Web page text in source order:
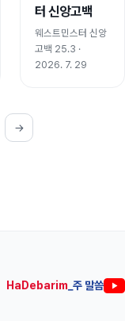
터 신앙고백
웨스트민스터 신앙
고백 25.3 ·
2026. 7. 29
→
HaDebarim _주 말씀